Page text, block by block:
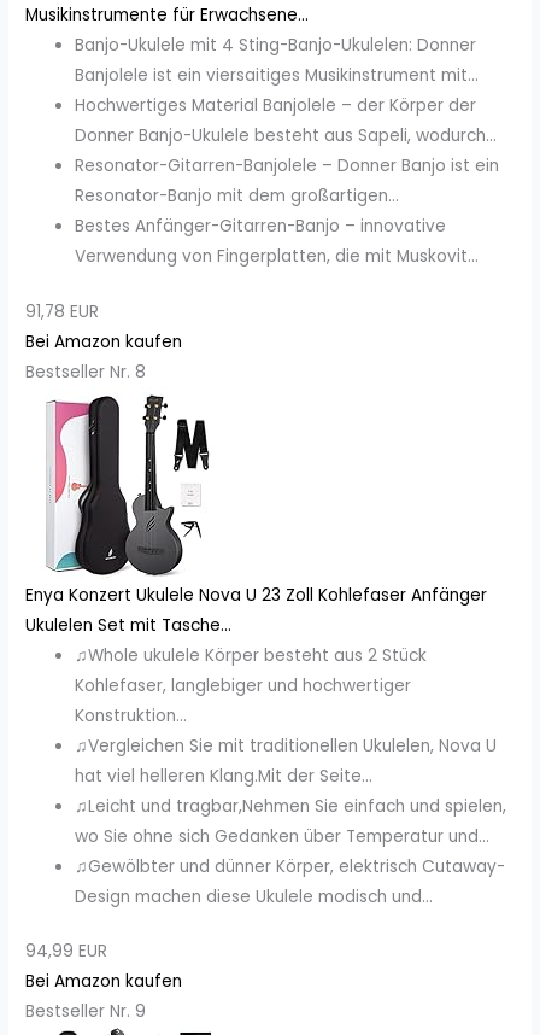
Musikinstrumente für Erwachsene...
Banjo-Ukulele mit 4 Sting-Banjo-Ukulelen: Donner
Banjolele ist ein viersaitiges Musikinstrument mit...
Hochwertiges Material Banjolele – der Körper der
Donner Banjo-Ukulele besteht aus Sapeli, wodurch...
Resonator-Gitarren-Banjolele – Donner Banjo ist ein
Resonator-Banjo mit dem großartigen...
Bestes Anfänger-Gitarren-Banjo – innovative
Verwendung von Fingerplatten, die mit Muskovit...
91,78 EUR
Bei Amazon kaufen
Bestseller Nr. 8
Enya Konzert Ukulele Nova U 23 Zoll Kohlefaser Anfänger
Ukulelen Set mit Tasche...
♫Whole ukulele Körper besteht aus 2 Stück
Kohlefaser, langlebiger und hochwertiger
Konstruktion...
♫Vergleichen Sie mit traditionellen Ukulelen, Nova U
hat viel helleren Klang.Mit der Seite...
♫Leicht und tragbar,Nehmen Sie einfach und spielen,
wo Sie ohne sich Gedanken über Temperatur und...
♫Gewölbter und dünner Körper, elektrisch Cutaway-
Design machen diese Ukulele modisch und...
94,99 EUR
Bei Amazon kaufen
Bestseller Nr. 9